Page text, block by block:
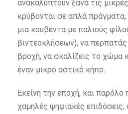
ανακαλύπτουν ξανά τις
κρύβονται σε απλά
μια κουβέντα με παλιούς
βιντεοκλήσεων), να
βροχή, να σκαλίζεις το χώμα
έναν μικρό αστικό κήπο..
Εκείνη την εποχή, και παρόλο
χαμηλές ψηφιακές επιδόσεις,